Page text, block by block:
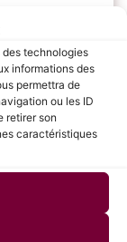
des technologies
informations des
permettra de
ou les ID
retirer son
caractéristiques
chaque
point sur ses
et